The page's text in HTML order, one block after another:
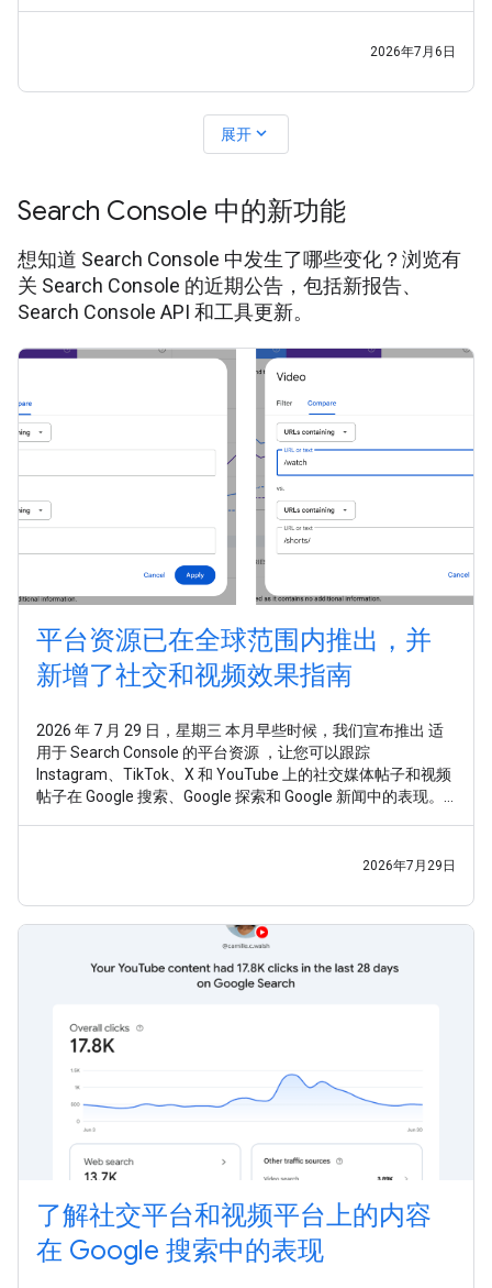
术点。您希望通过一种系统化且全面的方式，深入探究2026年7月6日
展开 expand_more
Search Console 中的新功能
想知道 Search Console 中发生了哪些变化？浏览有
关 Search Console 的近期公告，包括新报告、
Search Console API 和工具更新。
平台资源已在全球范围内推出，并
新增了社交和视频效果指南
2026 年 7 月 29 日，星期三 本月早些时候，我们宣布推出 适
用于 Search Console 的平台资源 ，让您可以跟踪
Instagram、TikTok、X 和 YouTube 上的社交媒体帖子和视频
帖子在 Google 搜索、Google 探索和 Google 新闻中的表现。
力，让您能够充分利用这些全新的数据洞见。今天，我们还发
2026年7月29日
了解社交平台和视频平台上的内容
在 Google 搜索中的表现